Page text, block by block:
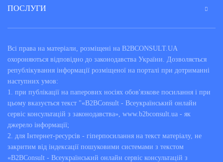
ПОСЛУГИ
Всі права на матеріали, розміщені на B2BCONSULT.UA
охороняються відповідно до законодавства України. Дозволяється
републікування інформації розміщеної на порталі при дотриманні
наступних умов:
1. при публікації на паперових носіях обов'язкове посилання і при
цьому вказується текст "«B2BConsult - Всеукраїнський онлайн
сервіс консультацій з законодавства», www.b2bconsult.ua - як
джерело інформації;
2. для Інтернет-ресурсів - гіперпосилання на текст матеріалу, не
закритим від індексації пошуковими системами з текстом
«B2BConsult - Всеукраїнський онлайн сервіс консультацій з